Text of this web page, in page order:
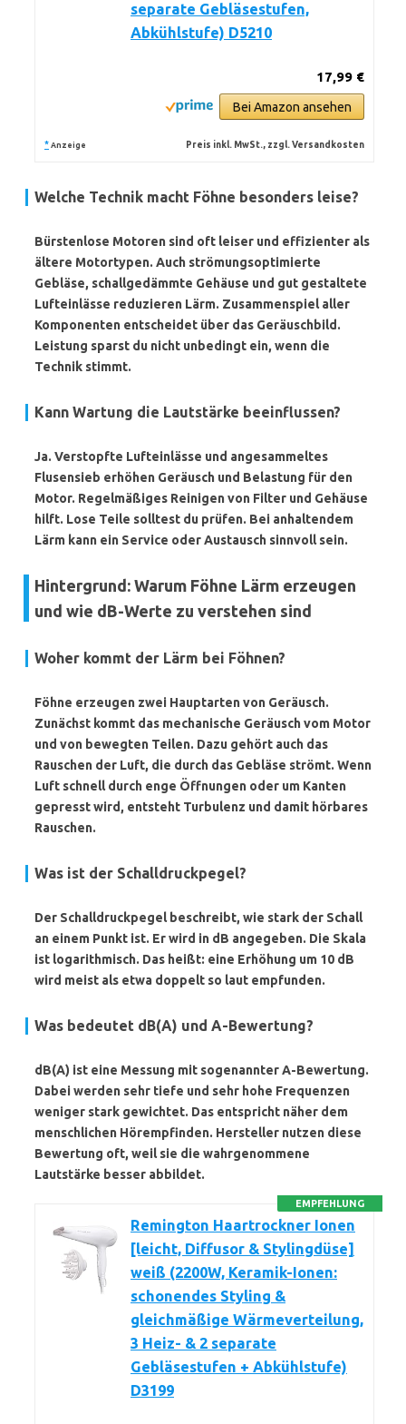
separate Gebläsestufen,
Abkühlstufe) D5210
17,99 €
Bei Amazon ansehen
* Anzeige Preis inkl. MwSt., zzgl. Versandkosten
Welche Technik macht Föhne besonders leise?
Bürstenlose Motoren sind oft leiser und effizienter als
ältere Motortypen. Auch strömungsoptimierte
Gebläse, schallgedämmte Gehäuse und gut gestaltete
Lufteinlässe reduzieren Lärm. Zusammenspiel aller
Komponenten entscheidet über das Geräuschbild.
Leistung sparst du nicht unbedingt ein, wenn die
Technik stimmt.
Kann Wartung die Lautstärke beeinflussen?
Ja. Verstopfte Lufteinlässe und angesammeltes
Flusensieb erhöhen Geräusch und Belastung für den
Motor. Regelmäßiges Reinigen von Filter und Gehäuse
hilft. Lose Teile solltest du prüfen. Bei anhaltendem
Lärm kann ein Service oder Austausch sinnvoll sein.
Hintergrund: Warum Föhne Lärm erzeugen
und wie dB-Werte zu verstehen sind
Woher kommt der Lärm bei Föhnen?
Föhne erzeugen zwei Hauptarten von Geräusch.
Zunächst kommt das mechanische Geräusch vom Motor
und von bewegten Teilen. Dazu gehört auch das
Rauschen der Luft, die durch das Gebläse strömt. Wenn
Luft schnell durch enge Öffnungen oder um Kanten
gepresst wird, entsteht Turbulenz und damit hörbares
Rauschen.
Was ist der Schalldruckpegel?
Der Schalldruckpegelbeschreibt, wie stark der Schall
an einem Punkt ist. Er wird in dB angegeben. Die Skala
ist logarithmisch. Das heißt: eine Erhöhung um 10 dB
wird meist als etwa doppelt so laut empfunden.
Was bedeutet dB(A) und A-Bewertung?
dB(A) ist eine Messung mit sogenannter A-Bewertung.
Dabei werden sehr tiefe und sehr hohe Frequenzen
weniger stark gewichtet. Das entspricht näher dem
menschlichen Hörempfinden. Hersteller nutzen diese
Bewertung oft, weil sie die wahrgenommene
Lautstärke besser abbildet.
EMPFEHLUNG
Remington Haartrockner Ionen
[leicht, Diffusor & Stylingdüse]
weiß (2200W, Keramik-Ionen:
schonendes Styling &
gleichmäßige Wärmeverteilung,
3 Heiz- & 2 separate
Gebläsestufen + Abkühlstufe)
D3199